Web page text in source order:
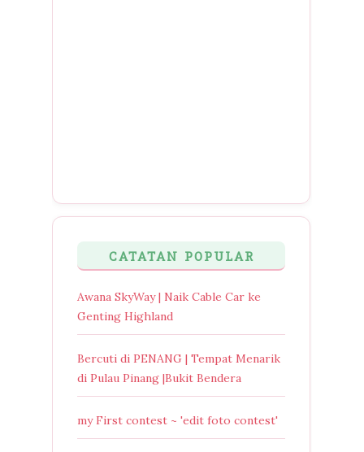
CATATAN POPULAR
Awana SkyWay | Naik Cable Car ke
Genting Highland
Bercuti di PENANG | Tempat Menarik
di Pulau Pinang |Bukit Bendera
my First contest ~ 'edit foto contest'